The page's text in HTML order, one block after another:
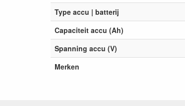
Type accu | batterij
Capaciteit accu (Ah)
Spanning accu (V)
Merken